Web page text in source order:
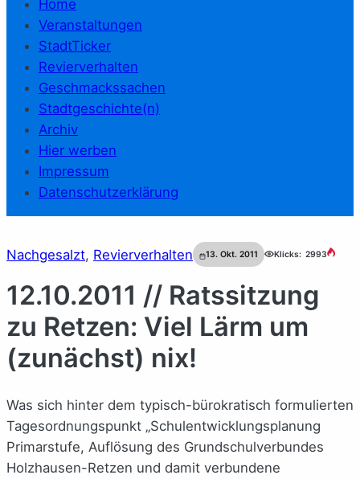
Home
Veranstaltungen
StadtTicker
Revierverhalten
Geschmackssachen
Stadtgeschichte(n)
Archiv
Hier werben
Impressum
Datenschutzerklärung
Nachgesalzt, Revierverhalten 13. Okt. 2011 Klicks: 2993
12.10.2011 // Ratssitzung
zu Retzen: Viel Lärm um
(zunächst) nix!
Was sich hinter dem typisch-bürokratisch formulierten
Tagesordnungspunkt „Schulentwicklungsplanung
Primarstufe, Auflösung des Grundschulverbundes
Holzhausen-Retzen und damit verbundene